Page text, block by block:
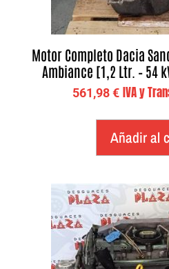
Motor Completo Dacia
Ambiance [1,2 Ltr. – 54
561,98€ IVA y
Añadir al